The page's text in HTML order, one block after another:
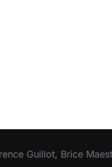
Guillot, Brice